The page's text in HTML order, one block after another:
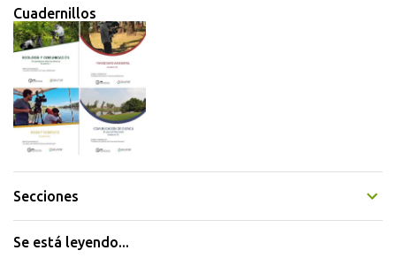
Cuadernillos
Secciones
Se está leyendo...